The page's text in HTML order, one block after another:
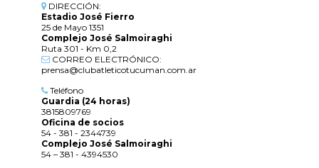
DIRECCIÓN:
Estadio José Fierro
25 de Mayo 1351
Complejo José Salmoiraghi
Ruta 301 - Km 0,2
CORREO ELECTRÓNICO:
prensa@clubatleticotucuman.com.ar
Teléfono
Guardia (24 horas)
3815809769
Oficina de socios
54 - 381 - 2344739
Complejo José Salmoiraghi
54 – 381 - 4394530